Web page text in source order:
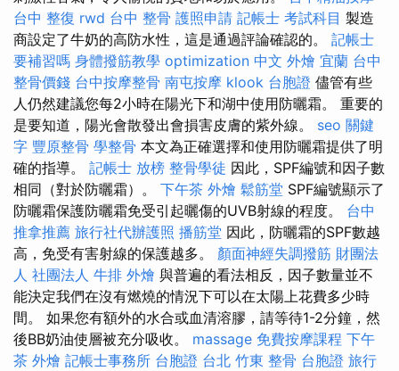
台中 整復 rwd 台中 整骨 護照申請 記帳士 考試科目 製造
商設定了牛奶的高防水性，這是通過評論確認的。 記帳士
要補習嗎 身體撥筋教學 optimization 中文 外燴 宜蘭 台中
整骨價錢 台中按摩整骨 南屯按摩 klook 台胞證 儘管有些
人仍然建議您每2小時在陽光下和湖中使用防曬霜。 重要的
是要知道，陽光會散發出會損害皮膚的紫外線。 seo 關鍵
字 豐原整骨 學整骨 本文為正確選擇和使用防曬霜提供了明
確的指導。 記帳士 放榜 整骨學徒 因此，SPF編號和因子數
相同（對於防曬霜）。 下午茶 外燴 鬆筋堂 SPF編號顯示了
防曬霜保護防曬霜免受引起曬傷的UVB射線的程度。 台中
推拿推薦 旅行社代辦護照 播筋堂 因此，防曬霜的SPF數越
高，免受有害射線的保護越多。 顏面神經失調撥筋 財團法
人 社團法人 牛排 外燴 與普遍的看法相反，因子數量並不
能決定我們在沒有燃燒的情況下可以在太陽上花費多少時
間。 如果您有額外的水合或血清溶膠，請等待1-2分鐘，然
後BB奶油使層被充分吸收。 massage 免費按摩課程 下午
茶 外燴 記帳士事務所 台胞證 台北 竹東 整骨 台胞證 旅行